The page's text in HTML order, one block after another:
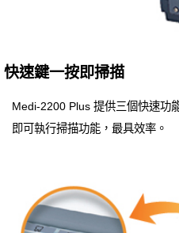
快速鍵一按即掃描
Medi-2200 Plus 提供三個快速功
即可執行掃描功能，最具效率。